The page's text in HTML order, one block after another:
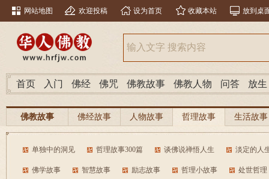
网站地图 欢迎投稿 设为首页 收藏本站 放到桌
首页 入门 佛经 佛咒 佛教故事 佛教人物 问答 放生
佛教故事 佛经故事 人物故事 哲理故事 生活故事
单独中的洞见 哲理故事300篇 谈佛说禅悟人生 淡定的人
佛学故事 智慧故事 励志故事 哲理小故事 处世哲理